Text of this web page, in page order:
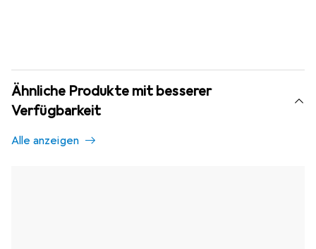
Ähnliche Produkte mit besserer
Verfügbarkeit
Alle anzeigen